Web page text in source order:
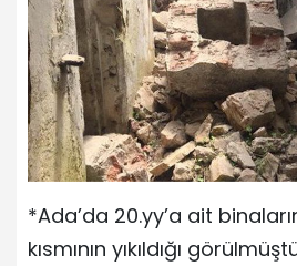
*Ada’da 20.yy’a ait
kısmının yıkıldığı